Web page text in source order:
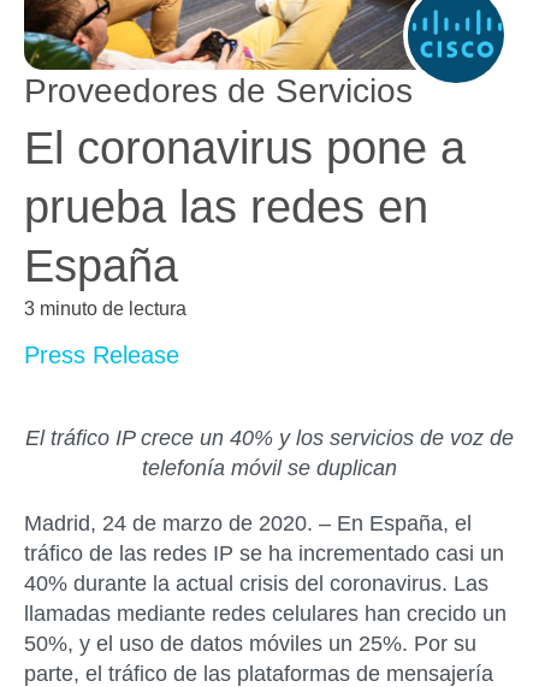
Proveedores de Servicios
El coronavirus pone a
prueba las redes en
España
3 minuto de lectura
Press Release
El tráfico IP crece un 40% y los servicios de voz de
telefonía móvil se duplican
Madrid, 24 de marzo de 2020. – En España, el
tráfico de las redes IP se ha incrementado casi un
40% durante la actual crisis del coronavirus. Las
llamadas mediante redes celulares han crecido un
50%, y el uso de datos móviles un 25%. Por su
parte, el tráfico de las plataformas de mensajería